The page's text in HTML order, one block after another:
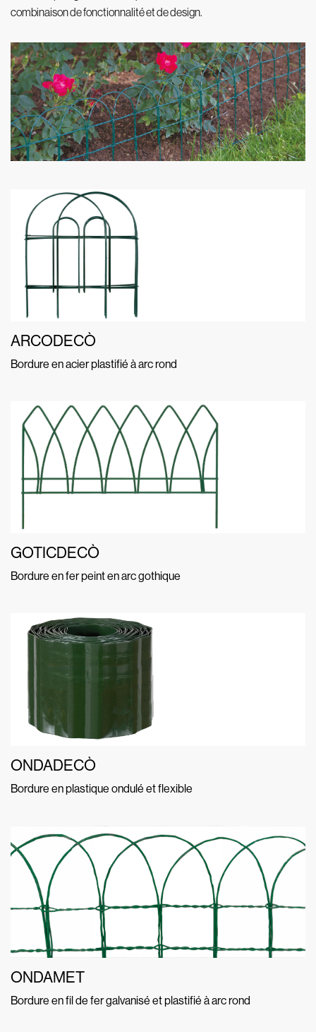
combinaison de fonctionnalité et de design.
ARCODECÒ
Bordure en acier plastifié à arc rond
GOTICDECÒ
Bordure en fer peint en arc gothique
ONDADECÒ
Bordure en plastique ondulé et flexible
ONDAMET
Bordure en fil de fer galvanisé et plastifié à arc rond